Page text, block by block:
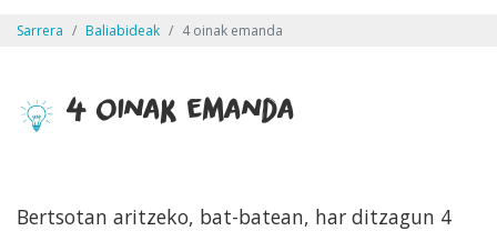
Sarrera Baliabideak 4 oinak emanda
4 oinak emanda
Bertsotan aritzeko, bat-batean, har ditzagun 4